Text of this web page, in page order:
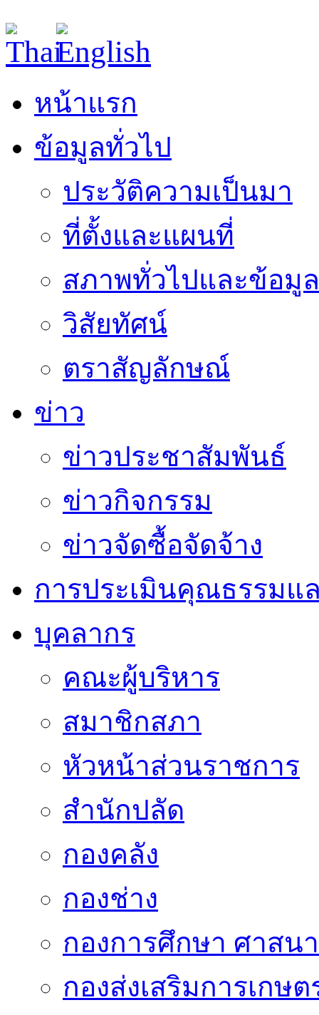
หน้าแรก
ข้อมูลทั่วไป
ประวัติความเป็นมา
ที่ตั้งและแผนที่
สภาพทั่วไปและข้อมู
วิสัยทัศน์
ตราสัญลักษณ์
ข่าว
ข่าวประชาสัมพันธ์
ข่าวกิจกรรม
ข่าวจัดซื้อจัดจ้าง
การประเมินคุณธรรมแ
บุคลากร
คณะผู้บริหาร
สมาชิกสภา
หัวหน้าส่วนราชการ
สำนักปลัด
กองคลัง
กองช่าง
กองการศึกษา ศาสน
กองส่งเสริมการเกษต